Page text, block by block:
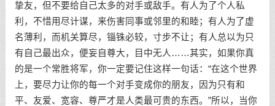
挚友，但不要给自己太多的对手或敌手。有人为了个人私
利，不惜用尽计谋，来伤害同事或邻里的和睦；有人为了虚
名薄利，而机关算尽，锱铢必较，寸步不让；有人总以为只
有自己最出众，便妄自尊大，目中无人……其实，如果你真
的是一个常胜将军，你一定要记住这样一句话：“在这个世界
上，要尽力让你的每一个对手变成你的朋友，因为只有和
平、友爱、宽容、尊严才是人类最可贵的东西。”所以，当你